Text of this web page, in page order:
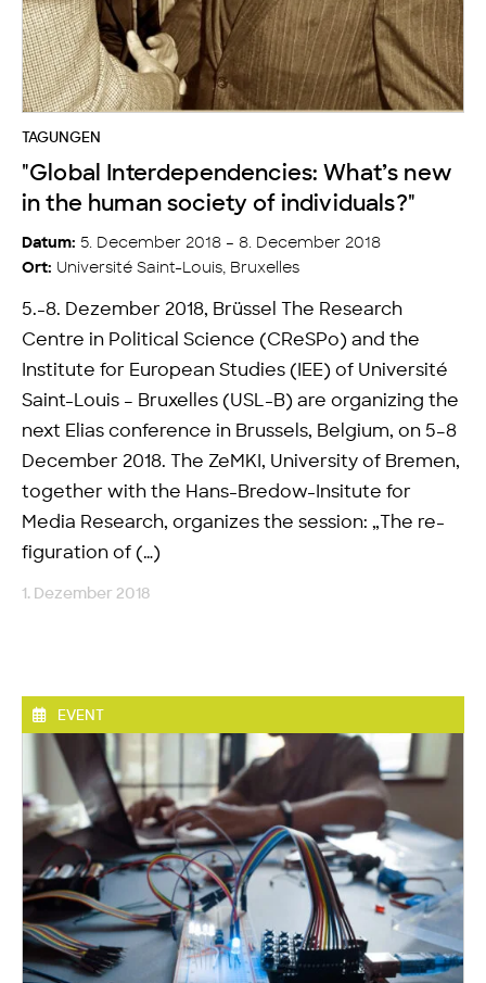
TAGUNGEN
"Global Interdependencies: What’s new
in the human society of individuals?"
Datum: 5. December 2018 – 8. December 2018
Ort: Université Saint-Louis, Bruxelles
5.-8. Dezember 2018, Brüssel The Research
Centre in Political Science (CReSPo) and the
Institute for European Studies (IEE) of Université
Saint-Louis – Bruxelles (USL-B) are organizing the
next Elias conference in Brussels, Belgium, on 5–8
December 2018. The ZeMKI, University of Bremen,
together with the Hans-Bredow-Insitute for
Media Research, organizes the session: „The re-
figuration of (…)
1. Dezember 2018
EVENT